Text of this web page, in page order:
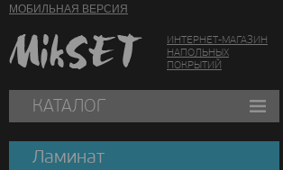
МОБИЛЬНАЯ ВЕРСИЯ
ИНТЕРНЕТ-МАГАЗИН
НАПОЛЬНЫХ
ПОКРЫТИЙ
КАТАЛОГ
Ламинат